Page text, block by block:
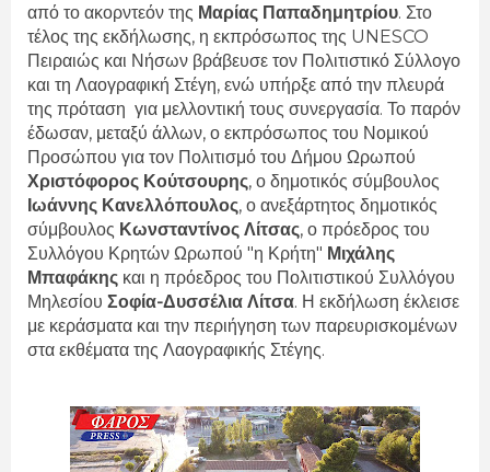
από το ακορντεόν της Μαρίας Παπαδημητρίου. Στο
τέλος της εκδήλωσης, η εκπρόσωπος της UNESCO
Πειραιώς και Νήσων βράβευσε τον Πολιτιστικό Σύλλογο
και τη Λαογραφική Στέγη, ενώ υπήρξε από την πλευρά
της πρόταση για μελλοντική τους συνεργασία. Το παρόν
έδωσαν, μεταξύ άλλων, ο εκπρόσωπος του Νομικού
Προσώπου για τον Πολιτισμό του Δήμου Ωρωπού
Χριστόφορος Κούτσουρης, ο δημοτικός σύμβουλος
Ιωάννης Κανελλόπουλος, ο ανεξάρτητος δημοτικός
σύμβουλος Κωνσταντίνος Λίτσας, ο πρόεδρος του
Συλλόγου Κρητών Ωρωπού "η Κρήτη" Μιχάλης
Μπαφάκης και η πρόεδρος του Πολιτιστικού Συλλόγου
Μηλεσίου Σοφία-Δυσσέλια Λίτσα. Η εκδήλωση έκλεισε
με κεράσματα και την περιήγηση των παρευρισκομένων
στα εκθέματα της Λαογραφικής Στέγης.